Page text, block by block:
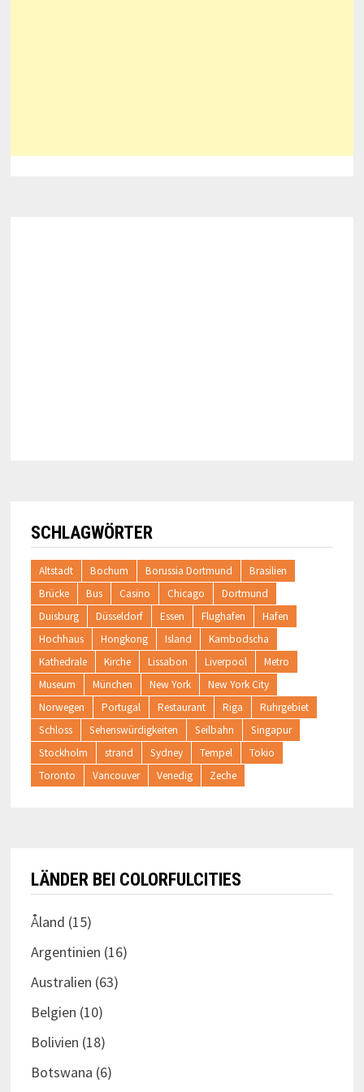
SCHLAGWÖRTER
Altstadt Bochum Borussia Dortmund
Brasilien
Brücke
Bus Casino Chicago
Dortmund
Duisburg
Düsseldorf Essen Flughafen
Hafen
Hochhaus
Hongkong Island
Kambodscha
Kathedrale
Kirche Lissabon Liverpool
Metro
Museum
München New York
New York City
Norwegen
Portugal Restaurant Riga
Ruhrgebiet
Schloss
Sehenswürdigkeiten Seilbahn
Singapur
Stockholm
strand Sydney Tempel
Tokio
Toronto
Vancouver Venedig Zeche
LÄNDER BEI COLORFULCITIES
Åland (15)
Argentinien (16)
Australien (63)
Belgien (10)
Bolivien (18)
Botswana (6)